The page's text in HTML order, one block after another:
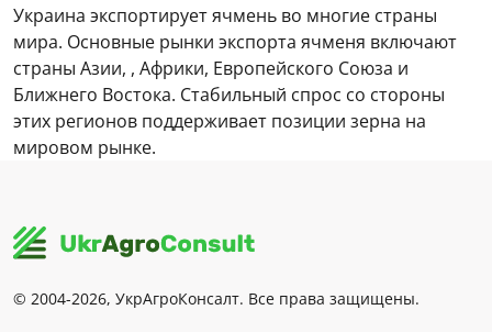
Украина экспортирует ячмень во многие страны
мира. Основные рынки экспорта ячменя включают
страны Азии, , Африки, Европейского Союза и
Ближнего Востока. Стабильный спрос со стороны
этих регионов поддерживает позиции зерна на
мировом рынке.
© 2004-2026, УкрАгроКонсалт. Все права защищены.